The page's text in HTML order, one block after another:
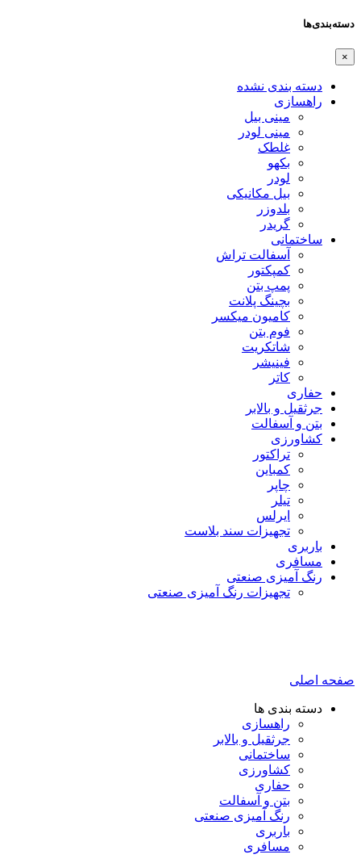
دسته‌بندی‌ها
×
دسته بندی نشده
راهسازی
مینی بیل
مینی لودر
غلطک
بکهو
لودر
بیل مکانیکی
بلدوزر
گریدر
ساختمانی
آسفالت تراش
کمپکتور
پمپ بتن
بچینگ پلانت
کامیون میکسر
فوم بتن
شاتکریت
فینیشر
کاتر
حفاری
جرثقیل و بالابر
بتن و آسفالت
کشاورزی
تراکتور
کمباین
چاپر
تیلر
ایرلس
تجهیزات سند بلاست
باربری
مسافری
رنگ آمیزی صنعتی
تجهیزات رنگ آمیزی صنعتی
صفحه اصلی
دسته بندی ها
راهسازی
جرثقیل و بالابر
ساختمانی
کشاورزی
حفاری
بتن و آسفالت
رنگ آمیزی صنعتی
باربری
مسافری